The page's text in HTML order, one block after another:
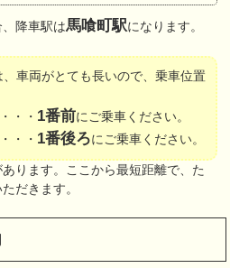
降車駅は馬喰町駅になります。
車両がとても長いので、乗車位置
・・ 1番前にご乗車ください。
・・ 1番後ろにご乗車ください。
ります。ここから最短距離で、た
だきます。